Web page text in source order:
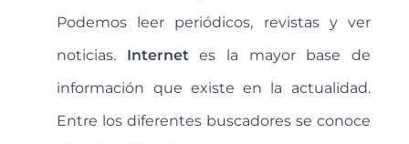
Podemos leer periódicos, revistas y ver
noticias. Internetes la mayor base de
información que existe en la actualidad.
Entre los diferentes buscadores se conoce